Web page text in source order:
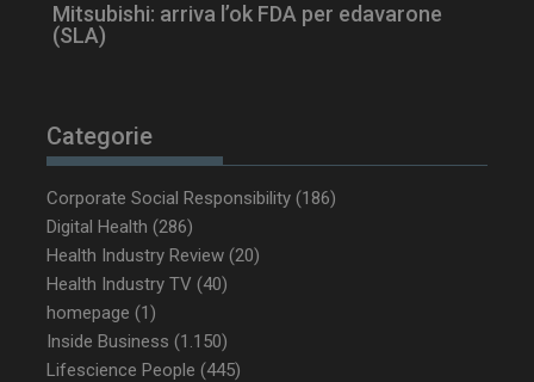
Mitsubishi: arriva l’ok FDA per edavarone
(SLA)
Categorie
Corporate Social Responsibility (186)
Digital Health (286)
Health Industry Review (20)
Health Industry TV (40)
homepage (1)
Inside Business (1.150)
Lifescience People (445)